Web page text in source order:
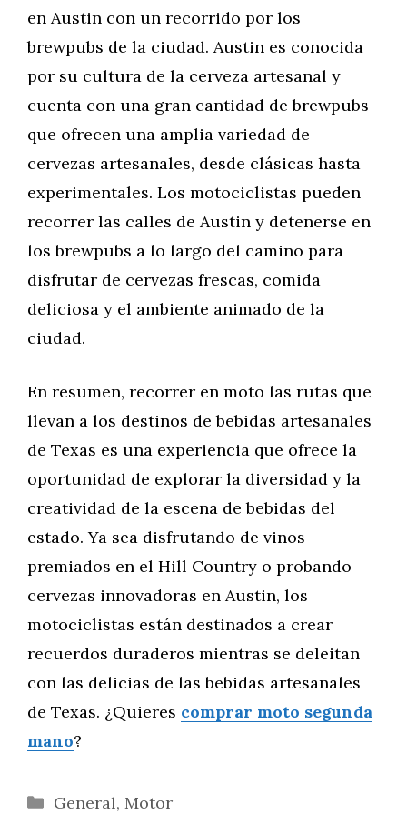
en Austin con un recorrido por los
brewpubs de la ciudad. Austin es conocida
por su cultura de la cerveza artesanal y
cuenta con una gran cantidad de brewpubs
que ofrecen una amplia variedad de
cervezas artesanales, desde clásicas hasta
experimentales. Los motociclistas pueden
recorrer las calles de Austin y detenerse en
los brewpubs a lo largo del camino para
disfrutar de cervezas frescas, comida
deliciosa y el ambiente animado de la
ciudad.
En resumen, recorrer en moto las rutas que
llevan a los destinos de bebidas artesanales
de Texas es una experiencia que ofrece la
oportunidad de explorar la diversidad y la
creatividad de la escena de bebidas del
estado. Ya sea disfrutando de vinos
premiados en el Hill Country o probando
cervezas innovadoras en Austin, los
motociclistas están destinados a crear
recuerdos duraderos mientras se deleitan
con las delicias de las bebidas artesanales
de Texas. ¿Quieres comprar moto segunda
mano?
Categorías
General, Motor